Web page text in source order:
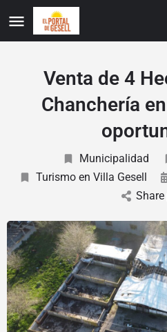
Venta de 4
Chanchería
Municipalidad
Turismo en Villa Gesell